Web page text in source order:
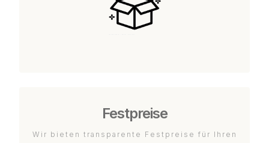
Festpreise
Wir bieten transparente Festpreise für Ihren